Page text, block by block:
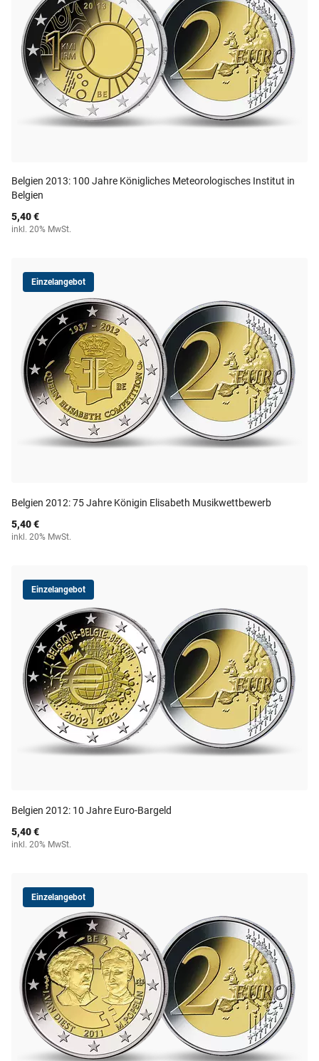
Belgien 2013: 100 Jahre Königliches Meteorologisches Institut in
Belgien
5,40 €
inkl. 20% MwSt.
Einzelangebot
Belgien 2012: 75 Jahre Königin Elisabeth Musikwettbewerb
5,40 €
inkl. 20% MwSt.
Einzelangebot
Belgien 2012: 10 Jahre Euro-Bargeld
5,40 €
inkl. 20% MwSt.
Einzelangebot